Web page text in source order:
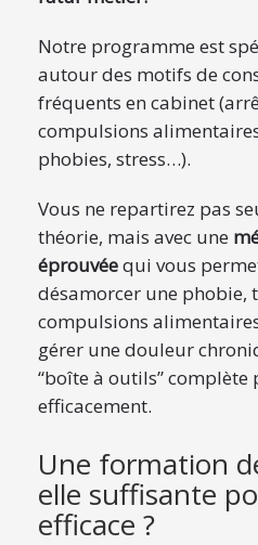
Notre programme est
autour des motifs de
fréquents en cabinet
compulsions
phobies, stress…).
Vous ne repartirez pas
théorie, mais avec une
éprouvéequi vous
désamorcer une phobie,
compulsions
gérer une douleur
“boîte à outils”
efficacement.
Une formation
elle suffisante
efficace ?